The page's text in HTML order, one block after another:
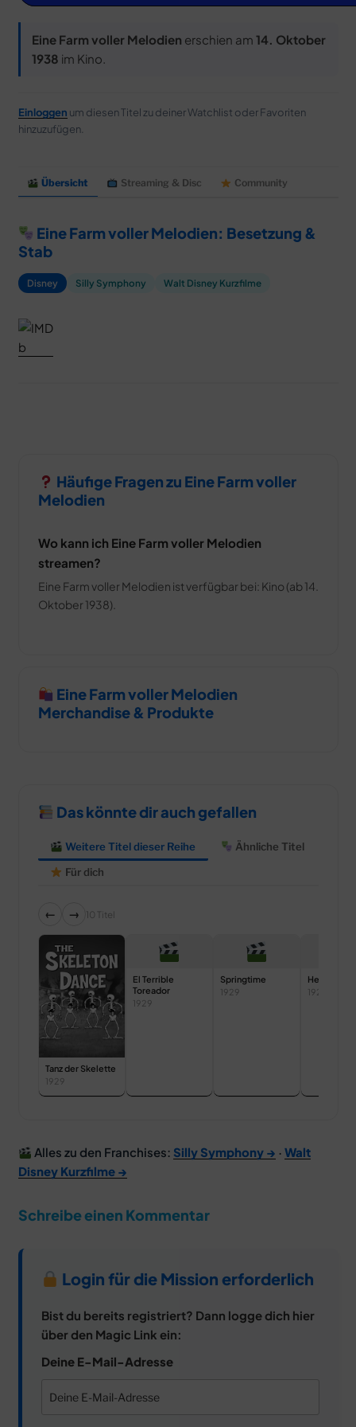
DEALS
MEIN HQ
Eine Farm voller Melodien erschien am 14. Oktober
1938 im Kino.
Einloggen um diesen Titel zu deiner Watchlist oder Favoriten
hinzuzufügen.
Übersicht Streaming & Disc Community
Eine Farm voller Melodien: Besetzung &
Stab
Disney Silly Symphony Walt Disney Kurzfilme
Häufige Fragen zu Eine Farm voller
Melodien
Wo kann ich Eine Farm voller Melodien
streamen?
Eine Farm voller Melodien ist verfügbar bei: Kino (ab 14.
Oktober 1938).
Eine Farm voller Melodien
Merchandise & Produkte
Das könnte dir auch gefallen
Weitere Titel dieser Reihe
Ähnliche Titel
Für dich
← → 10 Titel
Tanz der Skelette
1929
El Terrible
Toreador
1929
Springtime
1929
Hell’s Bells
1929
Alles zu den Franchises: Silly Symphony → · Walt
Disney Kurzfilme →
Schreibe einen Kommentar
Login für die Mission erforderlich
Bist du bereits registriert? Dann logge dich hier
über den Magic Link ein:
Deine E-Mail-Adresse